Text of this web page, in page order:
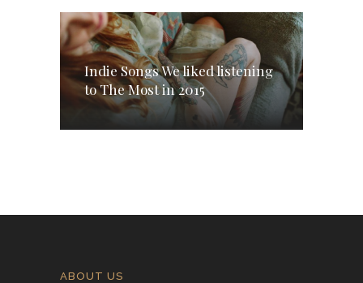
Indie Songs We liked listening
to The Most in 2015
ABOUT US